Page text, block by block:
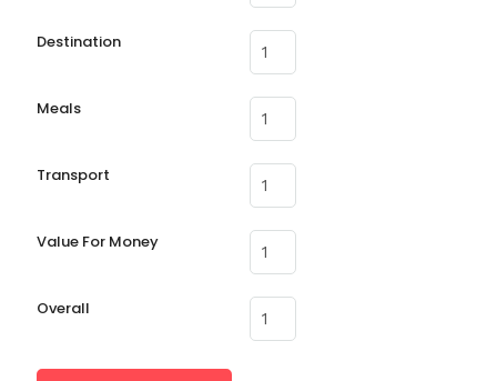
Destination
Meals
Transport
Value For Money
Overall